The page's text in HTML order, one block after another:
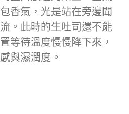
香氣，光是站在旁邊聞
。此時的生吐司還不能
等待溫度慢慢降下來，
與濕潤度。